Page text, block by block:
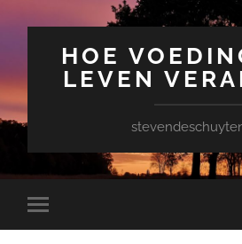
HOE
LEVEN
Toggle
mobiel